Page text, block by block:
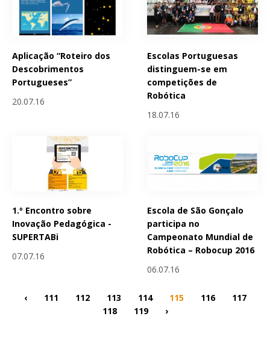
Aplicação “Roteiro dos
Descobrimentos
Portugueses”
20.07.16
Escolas Portuguesas
distinguem-se em
competições de
Robótica
18.07.16
1.º Encontro sobre
Inovação Pedagógica -
SUPERTABi
07.07.16
Escola de São Gonçalo
participa no
Campeonato Mundial de
Robótica – Robocup 2016
06.07.16
‹ 111 112 113 114 115 116
117
118
119 ›